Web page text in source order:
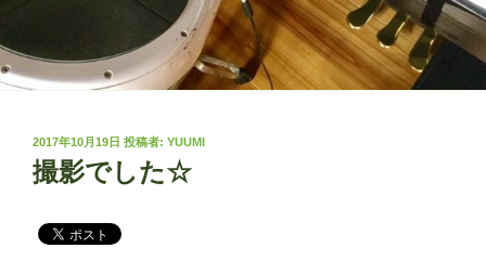
投
稿
日:
2017年10月19日 投稿者: YUUMI
撮影でした☆